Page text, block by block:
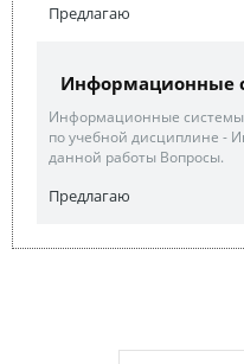
Предлагаю
Информационные
Информационные системы
по учебной дисциплине -
данной работы Вопросы.
Предлагаю